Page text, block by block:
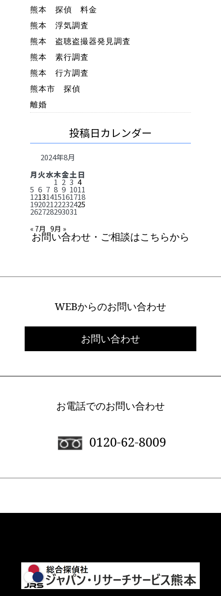
熊本 探偵 料金
熊本 浮気調査
熊本 盗聴盗撮器発見調査
熊本 素行調査
熊本 行方調査
熊本市 探偵
離婚
投稿日カレンダー
2024年8月
月火水木金土日
1 2 3 4
5 6 7 8 9 1011
12131415161718
19202122232425
262728293031
« 7月 9月 »
お問い合わせ・ご相談はこちらから
WEBからのお問い合わせ
お問い合わせ
お電話でのお問い合わせ
0120-62-8009